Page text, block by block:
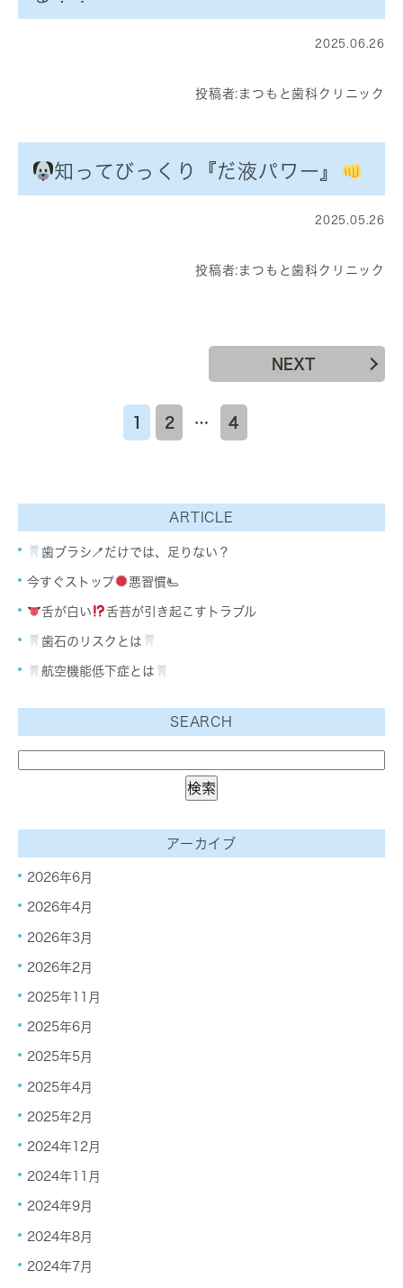
2025.06.26
投稿者: まつもと歯科クリニック
知ってびっくり『だ液パワー』
2025.05.26
投稿者: まつもと歯科クリニック
1 2 … 4
NEXT
ARTICLE
歯ブラシ🪥だけでは、足りない？
今すぐストップ 悪習慣🫷
舌が白い 舌苔が引き起こすトラブル
歯石のリスクとは
航空機能低下症とは
SEARCH
アーカイブ
2026年6月
2026年4月
2026年3月
2026年2月
2025年11月
2025年6月
2025年5月
2025年4月
2025年2月
2024年12月
2024年11月
2024年9月
2024年8月
2024年7月